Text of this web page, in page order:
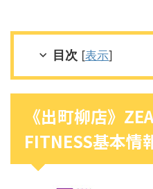
目次 [表示]
《出町柳店》
FITNESS基本情